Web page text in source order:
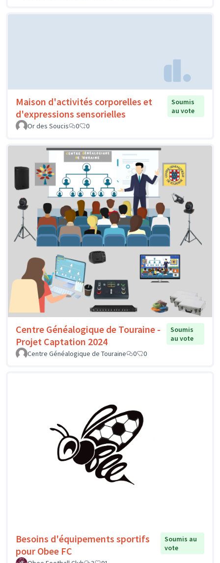
Maison d'activités corporelles et
d'expressions sensorielles
Soumis
au vote
Or des Soucis
0 0
Centre Généalogique de Touraine -
Projet Captation 2024
Soumis
au vote
Centre Généalogique de Touraine
0 0
Besoins d'équipements sportifs
pour Obee FC
Soumis au
vote